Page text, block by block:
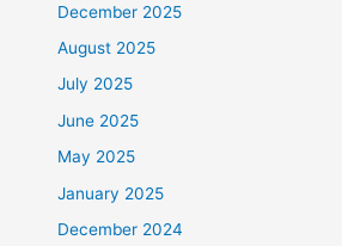
December 2025
August 2025
July 2025
June 2025
May 2025
January 2025
December 2024